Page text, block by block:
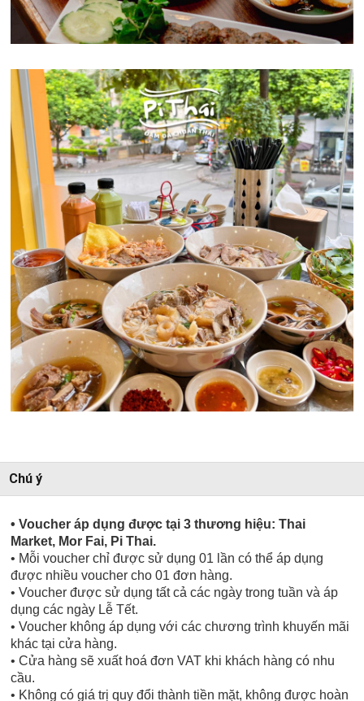
Chú ý
• Voucher áp dụng được tại 3 thương hiệu: Thai
Market, Mor Fai, Pi Thai.
• Mỗi voucher chỉ được sử dụng 01 lần có thể áp dụng
được nhiều voucher cho 01 đơn hàng.
• Voucher được sử dụng tất cả các ngày trong tuần và áp
dụng các ngày Lễ Tết.
• Voucher không áp dụng với các chương trình khuyến mãi
khác tại cửa hàng.
• Cửa hàng sẽ xuất hoá đơn VAT khi khách hàng có nhu
cầu.
• Không có giá trị quy đổi thành tiền mặt, không được hoàn